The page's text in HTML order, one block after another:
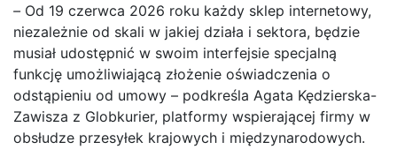
– Od 19 czerwca 2026 roku każdy sklep internetowy,
niezależnie od skali w jakiej działa i sektora, będzie
musiał udostępnić w swoim interfejsie specjalną
funkcję umożliwiającą złożenie oświadczenia o
odstąpieniu od umowy – podkreśla Agata Kędzierska-
Zawisza z Globkurier, platformy wspierającej firmy w
obsłudze przesyłek krajowych i międzynarodowych.